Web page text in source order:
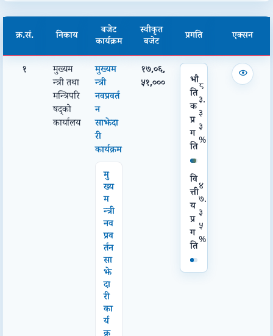
क्र.सं. निकाय
बजेट
कार्यक्रम
स्वीकृत
बजेट
प्रगति एक्सन
१
मुख्यम
न्त्री तथा
मन्त्रिपरि
षद्को
कार्यालय
मुख्यम
न्त्री
नवप्रवर्त
न
साझेदा
री
कार्यक्रम
मु
ख्य
म
न्त्री
नव
प्रव
र्तन
सा
झे
दा
री
का
र्य
१७,०६,
५१,०००
भौ
ति
क
प्र
ग
ति
८
३.
३
३
%
वि
त्ती
य
प्र
ग
ति
४
७.
३
५
%